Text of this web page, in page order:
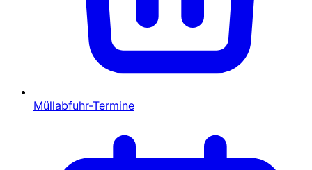
Müllabfuhr-Termine